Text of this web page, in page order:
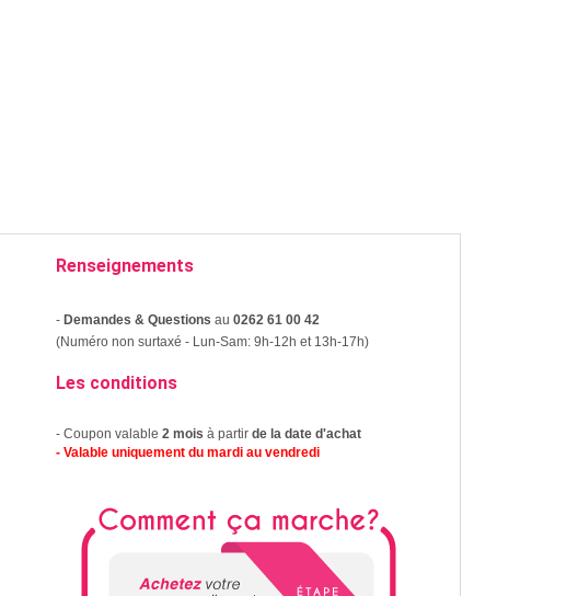
Renseignements
-Demandes & Questions au 0262 61 00 42
(Numéro non surtaxé - Lun-Sam: 9h-12h et 13h-17h)
Les conditions
- Coupon valable 2 mois à partir de la date d'achat
- Valable uniquement du mardi au vendredi